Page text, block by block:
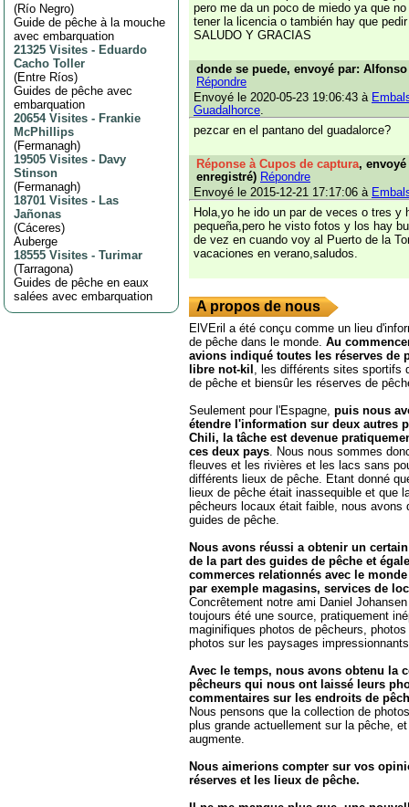
(Río Negro)
Guide de pêche à la mouche
avec embarquation
21325 Visites - Eduardo
Cacho Toller
(Entre Ríos)
Guides de pêche avec
embarquation
20654 Visites - Frankie
McPhillips
(Fermanagh)
19505 Visites - Davy
Stinson
(Fermanagh)
18701 Visites - Las
Jañonas
(Cáceres)
Auberge
18555 Visites - Turimar
(Tarragona)
Guides de pêche en eaux
salées avec embarquation
pero me da un poco de miedo ya que
tener la licencia o también hay que
SALUDO Y GRACIAS
donde se puede, envoyé par:
Répondre
Envoyé le 2020-05-23 19:06:43 à
Guadalhorce.
pezcar en el pantano del guadalorce?
Réponse à Cupos de captura,
enregistré) Répondre
Envoyé le 2015-12-21 17:17:06 à
Hola,yo he ido un par de veces o tres y
pequeña,pero he visto fotos y los hay
de vez en cuando voy al Puerto de la
vacaciones en verano,saludos.
A propos de nous
ElVEril a été conçu comme un lieu
de pêche dans le monde. Au
avions indiqué toutes les réserves de
libre not-kil , les différents sites sportifs
de pêche et biensûr les réserves de
Seulement pour l'Espagne, puis nous
étendre l'information sur deux autres
Chili, la tâche est devenue
ces deux pays. Nous nous sommes
fleuves et les rivières et les lacs sans
différents lieux de pêche. Etant donné
lieux de pêche était inassequible et que
pêcheurs locaux était faible, nous avons
guides de pêche.
Nous avons réussi a obtenir un
de la part des guides de pêche et
commerces relationnés avec le
par exemple magasins, services de
Concrêtement notre ami Daniel
toujours été une source, pratiquement
maginifiques photos de pêcheurs,
photos sur les paysages
Avec le temps, nous avons obtenu la
pêcheurs qui nous ont laissé leurs
commentaires sur les endroits de
Nous pensons que la collection de
plus grande actuellement sur la pêche,
augmente.
Nous aimerions compter sur vos
réserves et les lieux de pêche.